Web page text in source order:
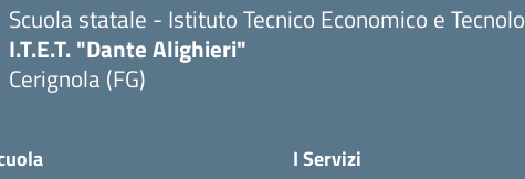
Scuola statale - Istituto Tecnico Economico e
I.T.E.T. "Dante Alighieri"
Cerignola (FG)
I Servizi